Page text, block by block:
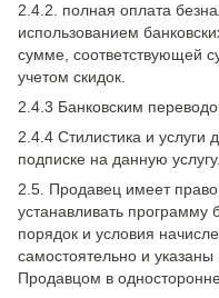
2.4.2. полная оплата
использованием
сумме, соответствующей
учетом скидок.
2.4.3 Банковским
2.4.4 Стилистика и услуги
подписке на данную услугу.
2.5. Продавец имеет
устанавливать программу
порядок и условия
самостоятельно и
Продавцом в